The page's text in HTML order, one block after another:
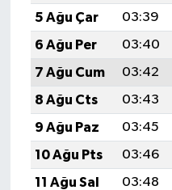
5 Ağu Çar
03:39
6 Ağu Per
03:40
7 Ağu Cum
03:42
8 Ağu Cts
03:43
9 Ağu Paz
03:45
10 Ağu Pts
03:46
11 Ağu Sal
03:48